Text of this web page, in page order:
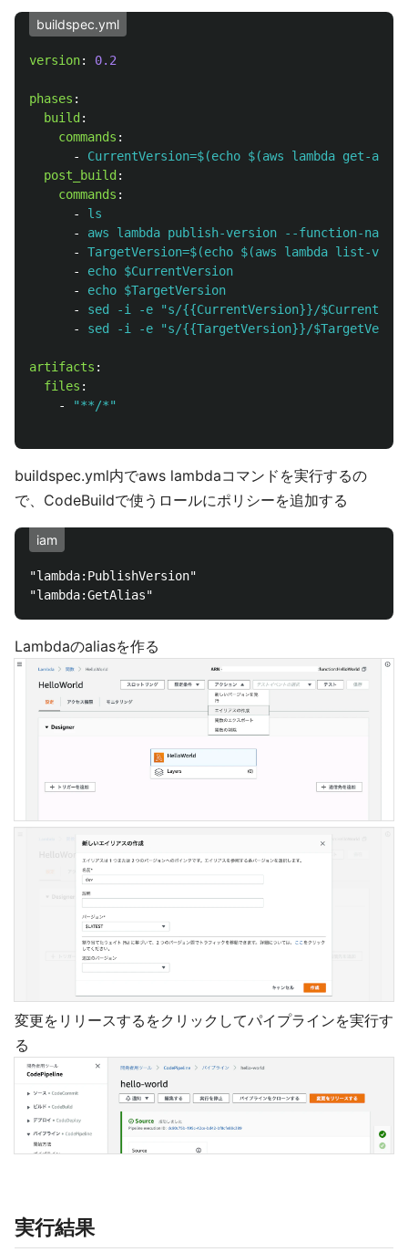
buildspec.yml
version: 0.2
phases :
build :
commands :
-
CurrentVersion=$(echo $(aws lambda
post_build :
commands :
-
ls
-
aws lambda publish-version --function-name
-
TargetVersion=$(echo $(aws lambda list-
-
echo $CurrentVersion
-
echo $TargetVersion
-
sed -i -e "s/{{CurrentVersion}}/
-
sed -i -e "s/{{TargetVersion}}/
artifacts :
files :
-
"**/*"
buildspec.yml内でaws lambdaコマンドを実行するの
で、CodeBuildで使うロールにポリシーを追加する
iam
"lambda:PublishVersion"
Lambdaのaliasを作る
変更をリリースするをクリックしてパイプラインを実行す
る
実行結果